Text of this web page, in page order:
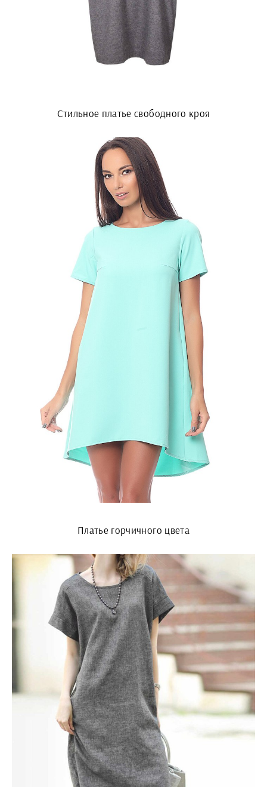
Стильное платье свободного кроя
Платье горчичного цвета